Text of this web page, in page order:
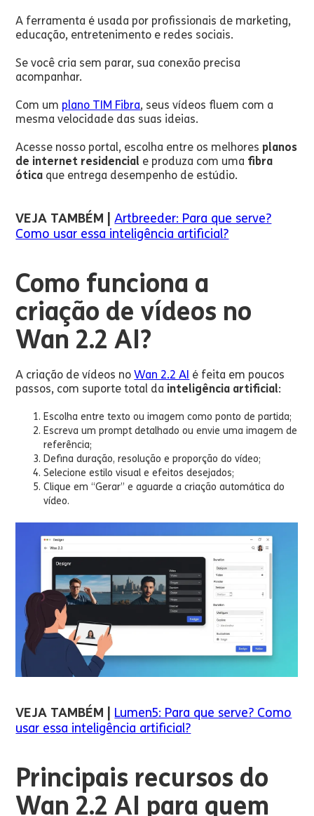
A ferramenta é usada por profissionais de marketing,
educação, entretenimento e redes sociais.
Se você cria sem parar, sua conexão precisa
acompanhar.
Com um plano TIM Fibra, seus vídeos fluem com a
mesma velocidade das suas ideias.
Acesse nosso portal, escolha entre os melhores planos
de internet residencial e produza com uma fibra
ótica que entrega desempenho de estúdio.
VEJA TAMBÉM |
Artbreeder: Para que serve?
Como usar essa inteligência artificial?
Como funciona a
criação de vídeos no
Wan 2.2 AI?
A criação de vídeos noWan 2.2 AI é feita em poucos
passos, com suporte total da inteligência artificial:
Escolha entre texto ou imagem como ponto de partida;
Escreva um prompt detalhado ou envie uma imagem de
referência;
Defina duração, resolução e proporção do vídeo;
Selecione estilo visual e efeitos desejados;
Clique em “Gerar” e aguarde a criação automática do
vídeo.
VEJA TAMBÉM |
Lumen5: Para que serve? Como
usar essa inteligência artificial?
Principais recursos do
Wan 2.2 AI para quem